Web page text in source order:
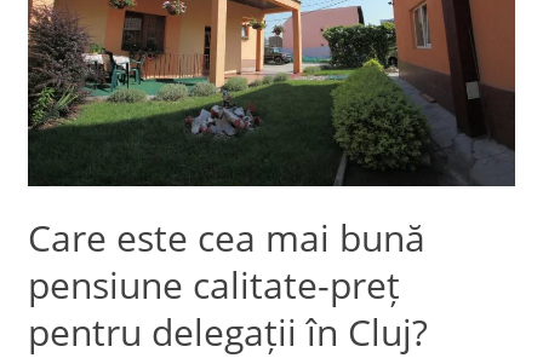
Care este cea mai bună
pensiune calitate-preț
pentru delegații în Cluj?
bună
pensiune
calitate-
preț
pentru
delegații
Cluj?